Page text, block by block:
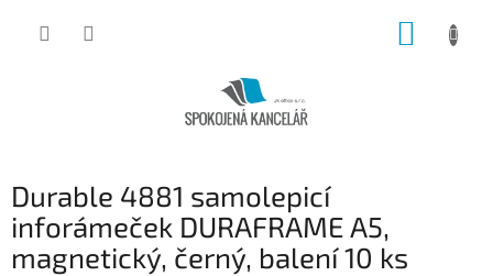
Durable 4881 samolepicí
inforámeček DURAFRAME A5,
magnetický, černý, balení 10 ks